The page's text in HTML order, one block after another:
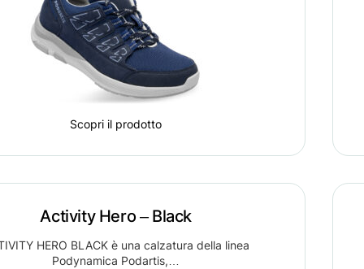
Scopri il prodotto
Activity Hero – Black
HERO BLACK è una calzatura della linea
Podynamica Podartis,…